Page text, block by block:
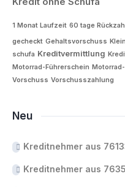
1 Monat Laufzeit 60 tage
gecheckt Gehaltsvorschuss
schufa Kreditvermittlung
Motorrad-Führerschein
Vorschuss Vorschusszahlung
Neu
Kreditnehmer aus
Kreditnehmer aus